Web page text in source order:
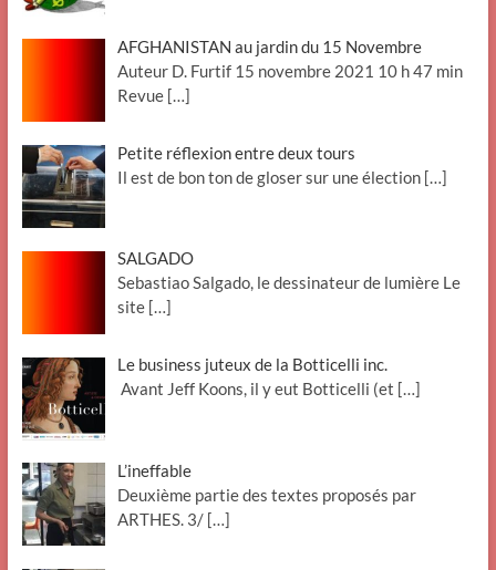
AFGHANISTAN au jardin du 15 Novembre
Auteur D. Furtif 15 novembre 2021 10 h 47 min
Revue […]
Petite réflexion entre deux tours
Il est de bon ton de gloser sur une élection […]
SALGADO
Sebastiao Salgado, le dessinateur de lumière Le
site […]
Le business juteux de la Botticelli inc.
Avant Jeff Koons, il y eut Botticelli (et […]
L’ineffable
Deuxième partie des textes proposés par
ARTHES. 3/ […]